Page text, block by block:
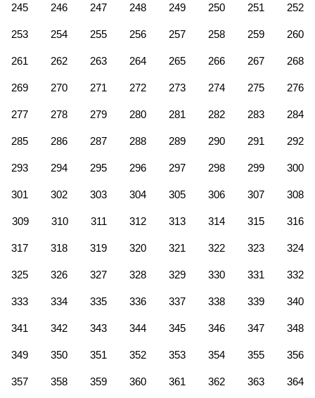
245 246 247 248 249 250 251 252
253 254 255 256 257 258 259 260
261 262 263 264 265 266 267 268
269 270 271 272 273 274 275 276
277 278 279 280 281 282 283 284
285 286 287 288 289 290 291 292
293 294 295 296 297 298 299 300
301 302 303 304 305 306 307 308
309 310 311 312 313 314 315 316
317 318 319 320 321 322 323 324
325 326 327 328 329 330 331 332
333 334 335 336 337 338 339 340
341 342 343 344 345 346 347 348
349 350 351 352 353 354 355 356
357 358 359 360 361 362 363 364